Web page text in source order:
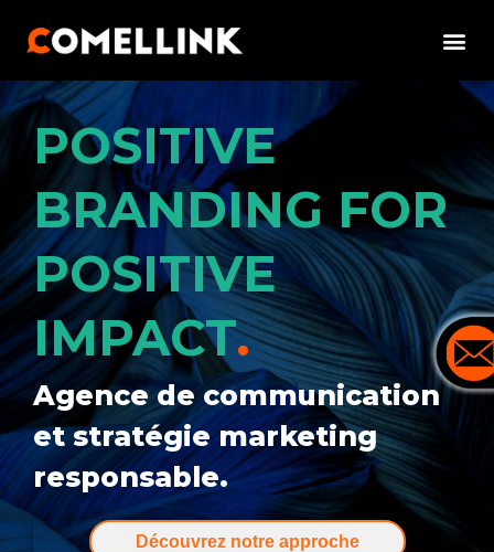
contenu
POSITIVE
BRANDING FOR
POSITIVE
IMPACT.
Agence de communication
et stratégie marketing
responsable.
Découvrez notre approche